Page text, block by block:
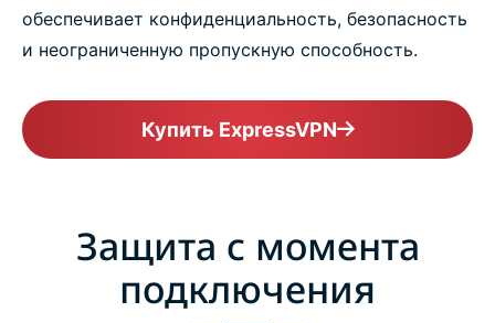
обеспечивает конфиденциальность, безопасность
и неограниченную пропускную способность.
Купить ExpressVPN
Защита с момента
подключения